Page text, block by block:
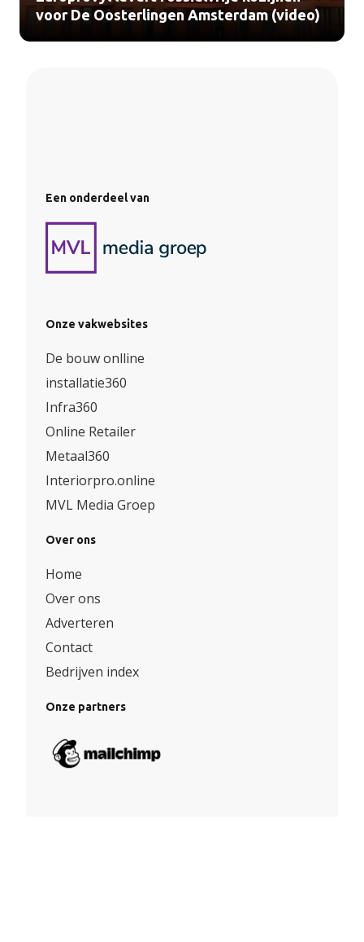
voor De Oosterlingen Amsterdam (video)
Een onderdeel van
Onze vakwebsites
De bouw onlline
installatie360
Infra360
Online Retailer
Metaal360
Interiorpro.online
MVL Media Groep
Over ons
Home
Over ons
Adverteren
Contact
Bedrijven index
Onze partners